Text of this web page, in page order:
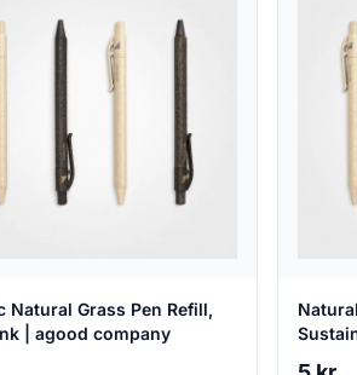
Natural Grass Pen Refill,
| agood company